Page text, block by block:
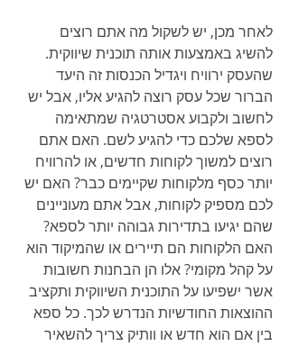
לאחר מכן, יש לשקול מה אתם רוצים
להשיג באמצעות אותה תוכנית שיווקית.
שהעסק ירוויח ויגדיל הכנסות זה היעד
הברור שכל עסק רוצה להגיע אליו, אבל יש
לחשוב ולקבוע אסטרטגיה שמתאימה
לספא שלכם כדי להגיע לשם. האם אתם
רוצים למשוך לקוחות חדשים, או להרוויח
יותר כסף מלקוחות שקיימים כבר? האם יש
לכם מספיק לקוחות, אבל אתם מעוניינים
שהם יגיעו בתדירות גבוהה יותר לספא?
האם הלקוחות הם תיירים או שהמיקוד הוא
על קהל מקומי? אלו הן הבחנות חשובות
אשר ישפיעו על התוכנית השיווקית ותקציב
ההוצאות החודשיות הנדרש לכך. כל ספא
בין אם הוא חדש או וותיק צריך להשאיר